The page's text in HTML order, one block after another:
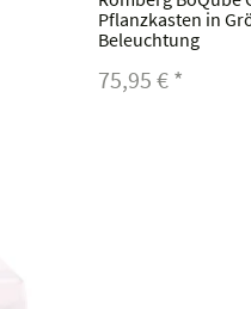
Pflanzkasten in
Beleuchtung
75,95 € *